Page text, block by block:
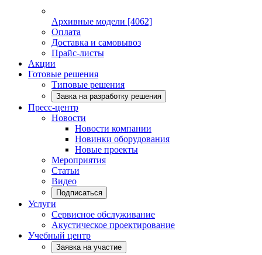
Архивные модели [4062]
Оплата
Доставка и самовывоз
Прайс-листы
Акции
Готовые решения
Типовые решения
Завка на разработку решения
Пресс-центр
Новости
Новости компании
Новинки оборудования
Новые проекты
Мероприятия
Статьи
Видео
Подписаться
Услуги
Сервисное обслуживание
Акустическое проектирование
Учебный центр
Заявка на участие